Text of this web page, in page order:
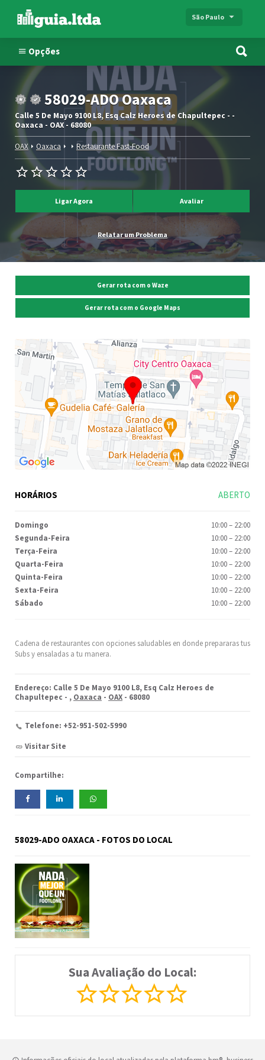
São Paulo
Opções
58029-ADO Oaxaca
Calle 5 De Mayo 9100 L8, Esq Calz Heroes de Chapultepec - -
Oaxaca - OAX - 68080
OAX Oaxaca Restaurante Fast-Food
Ligar Agora Avaliar
Relatar um Problema
Cadena de restaurantes con opciones saludables en donde prepararas tus
Subs y ensaladas a tu manera.
Endereço: Calle 5 De Mayo 9100 L8, Esq Calz Heroes de
Chapultepec - , Oaxaca - OAX - 68080
Telefone: +52-951-502-5990
Visitar Site
Compartilhe:
58029-ADO OAXACA - FOTOS DO LOCAL
Sua Avaliação do Local:
Gerar rota com o Waze
Gerar rota com o Google Maps
HORÁRIOS ABERTO
Domingo 10:00– 22:00
Segunda-Feira
10:00– 22:00
Terça-Feira
10:00– 22:00
Quarta-Feira
10:00– 22:00
Quinta-Feira
10:00– 22:00
Sexta-Feira
10:00– 22:00
Sábado
10:00– 22:00